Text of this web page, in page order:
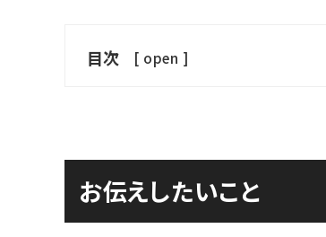
目次 [ open ]
お伝えしたいこと